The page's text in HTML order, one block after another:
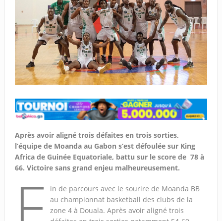
Après avoir aligné trois défaites en trois sorties,
l’équipe de Moanda au Gabon s’est défoulée sur King
Africa de Guinée Equatoriale, battu sur le score de 78 à
66. Victoire sans grand enjeu malheureusement.
in de parcours avec le sourire de Moanda BB
au championnat basketball des clubs de la
zone 4 à Douala. Après avoir aligné trois